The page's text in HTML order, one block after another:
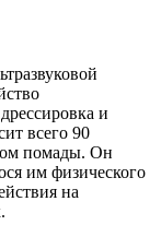
и
всего 90
помады. Он
им физического
на